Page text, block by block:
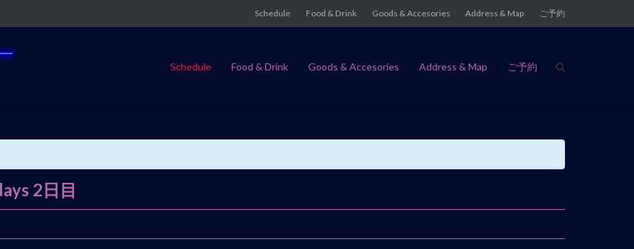
Schedule Food & Drink Goods & Accesories Address & Map ご予約
Schedule Food & Drink Goods & Accesories Address & Map ご予約
2日目